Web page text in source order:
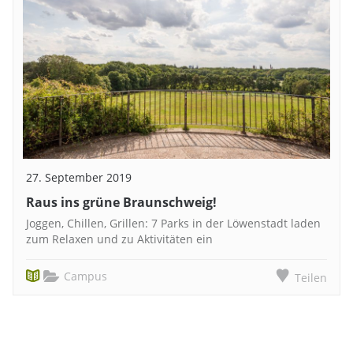
27. September 2019
Raus ins grüne Braunschweig!
Joggen, Chillen, Grillen: 7 Parks in der Löwenstadt laden
zum Relaxen und zu Aktivitäten ein
Campus Teilen